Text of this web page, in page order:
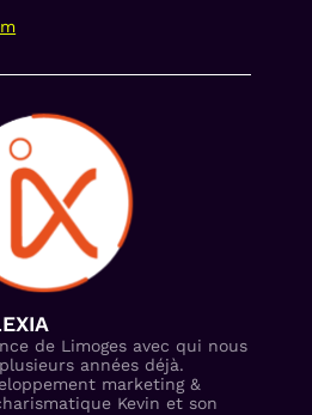
de Limoges avec qui nous
années déjà.
marketing &
Kevin et son